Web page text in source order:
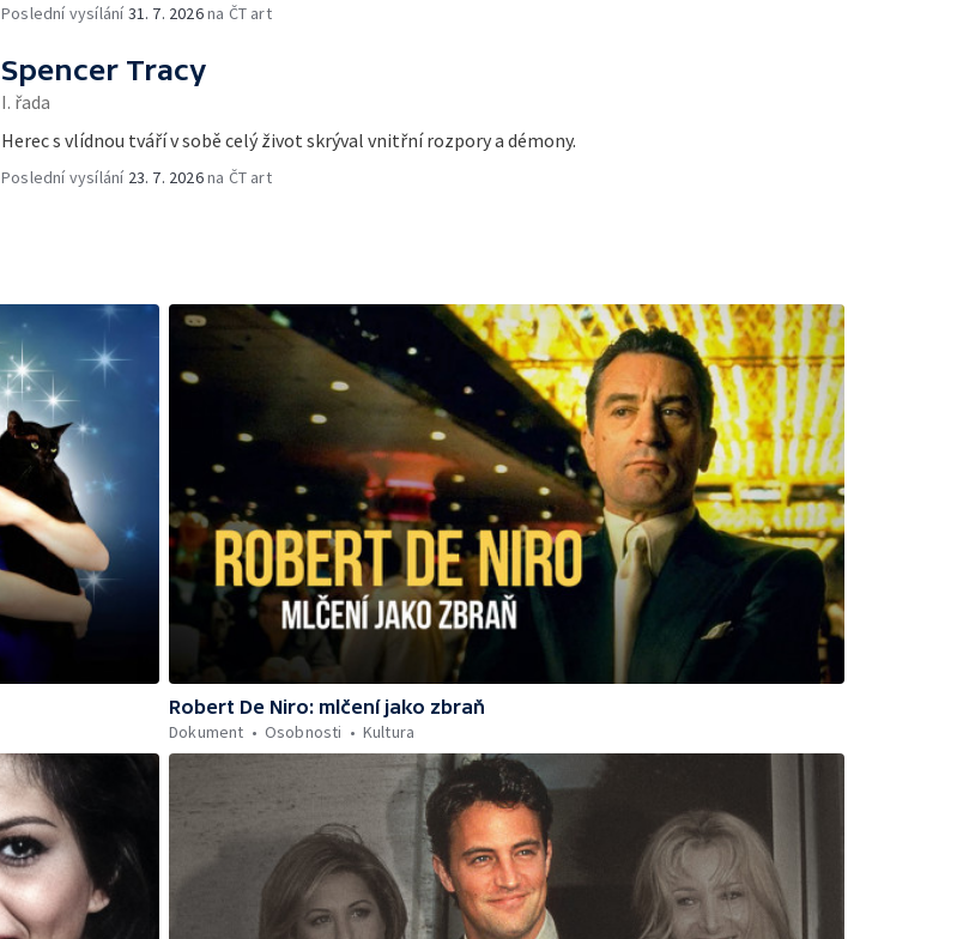
Poslední vysílání31. 7. 2026na ČT art
Spencer Tracy
I. řada
Herec s vlídnou tváří v sobě celý život skrýval vnitřní rozpory a démony.
Poslední vysílání 23. 7. 2026na ČT art
Robert De Niro: mlčení jako zbraň
Dokument
Osobnosti Kultura